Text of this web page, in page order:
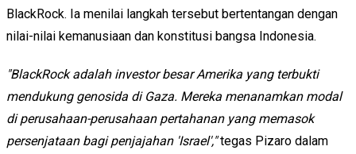
BlackRock. Ia menilai langkah tersebut bertentangan dengan
nilai-nilai kemanusiaan dan konstitusi bangsa Indonesia.
"BlackRock adalah investor besar Amerika yang terbukti
mendukung genosida di Gaza. Mereka menanamkan modal
di perusahaan-perusahaan pertahanan yang memasok
persenjataan bagi penjajahan 'Israel',"tegas Pizaro dalam